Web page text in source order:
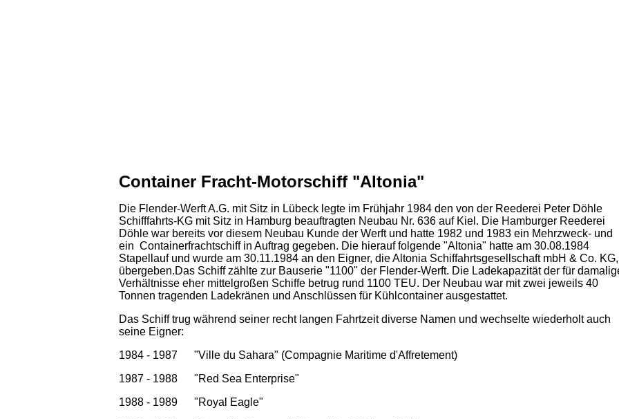
Container Fracht-Motorschiff "Altonia"
Die Flender-Werft A.G. mit Sitz in Lübeck legte im Frühjahr 1984 den von der Reederei Peter Döhle
Schifffahrts-KG mit Sitz in Hamburg beauftragten Neubau Nr. 636 auf Kiel. Die Hamburger Reederei
Döhle war bereits vor diesem Neubau Kunde der Werft und hatte 1982 und 1983 ein Mehrzweck- und
ein Containerfrachtschiff in Auftrag gegeben. Die hierauf folgende "Altonia" hatte am 30.08.1984
Stapellauf und wurde am 30.11.1984 an den Eigner, die Altonia Schiffahrtsgesellschaft mbH & Co. KG,
übergeben.Das Schiff zählte zur Bauserie "1100" der Flender-Werft. Die Ladekapazität der für
Verhältnisse eher mittelgroßen Schiffe betrug rund 1100 TEU. Der Neubau war mit zwei jeweils 40
Tonnen tragenden Ladekränen und Anschlüssen für Kühlcontainer ausgestattet.
Das Schiff trug während seiner recht langen Fahrtzeit diverse Namen und wechselte wiederholt auch
seine Eigner:
1984 - 1987 "Ville du Sahara" (Compagnie Maritime d'Affretement)
1987 - 1988 "Red Sea Enterprise"
1988 - 1989 "Royal Eagle"